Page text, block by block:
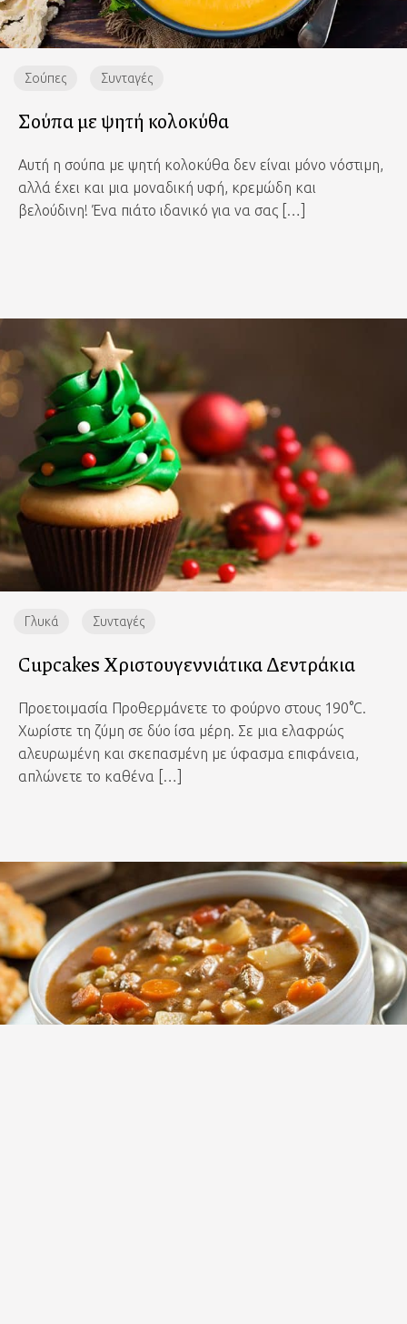
Σούπες Συνταγές
Σούπα με ψητή κολοκύθα
Αυτή η σούπα με ψητή κολοκύθα δεν είναι μόνο νόστιμη,
αλλά έχει και μια μοναδική υφή, κρεμώδη και
βελούδινη! Ένα πιάτο ιδανικό για να σας […]
Γλυκά Συνταγές
Cupcakes Χριστουγεννιάτικα Δεντράκια
Προετοιμασία Προθερμάνετε το φούρνο στους 190°C.
Χωρίστε τη ζύμη σε δύο ίσα μέρη. Σε μια ελαφρώς
αλευρωμένη και σκεπασμένη με ύφασμα επιφάνεια,
απλώνετε το καθένα […]